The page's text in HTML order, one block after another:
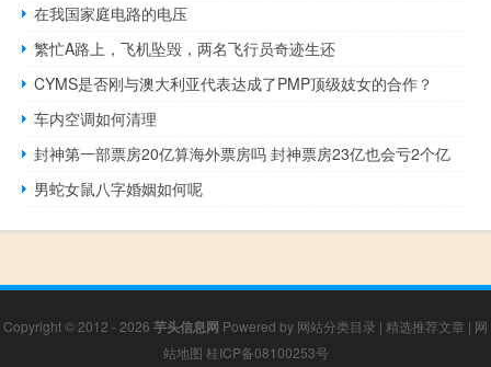
在我国家庭电路的电压
繁忙A路上，飞机坠毁，两名飞行员奇迹生还
CYMS是否刚与澳大利亚代表达成了PMP顶级妓女的合作？
车内空调如何清理
封神第一部票房20亿算海外票房吗 封神票房23亿也会亏2个亿
男蛇女鼠八字婚姻如何呢
Copyright © 2012 - 2026 芋头信息网 Powered by 网站分类目录 | 精选推荐文章 | 网
站地图 桂ICP备08100253号